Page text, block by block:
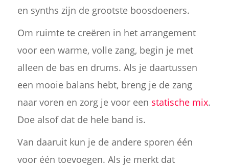
en synths zijn de grootste boosdoeners.
Om ruimte te creëren in het arrangement
voor een warme, volle zang, begin je met
alleen de bas en drums. Als je daartussen
een mooie balans hebt, breng je de zang
naar voren en zorg je voor een statische mix.
Doe alsof dat de hele band is.
Van daaruit kun je de andere sporen één
voor één toevoegen. Als je merkt dat